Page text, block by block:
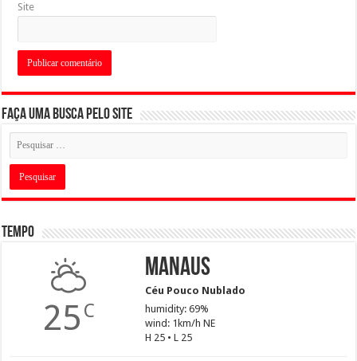
Site
Faça uma busca pelo Site
Tempo
25 C
Manaus
Céu Pouco Nublado
humidity: 69%
wind: 1km/h NE
H 25 • L 25